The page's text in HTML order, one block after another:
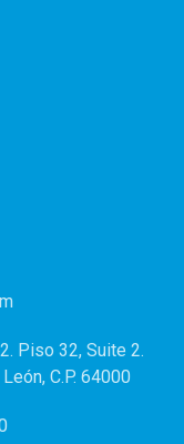
Piso 32, Suite 2.
C.P. 64000